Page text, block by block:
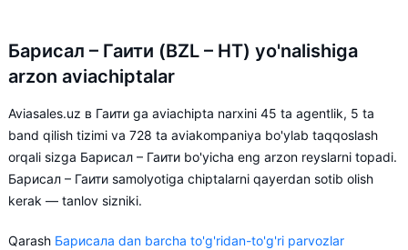
Барисал – Гаити (BZL – HT) yo'nalishiga
arzon aviachiptalar
Aviasales.uz в Гаити ga aviachipta narxini 45 ta agentlik, 5 ta
band qilish tizimi va 728 ta aviakompaniya bo'ylab taqqoslash
orqali sizga Барисал – Гаити bo'yicha eng arzon reyslarni topadi.
Барисал – Гаити samolyotiga chiptalarni qayerdan sotib olish
kerak — tanlov sizniki.
Qarash Барисала dan barcha to'g'ridan-to'g'ri parvozlar